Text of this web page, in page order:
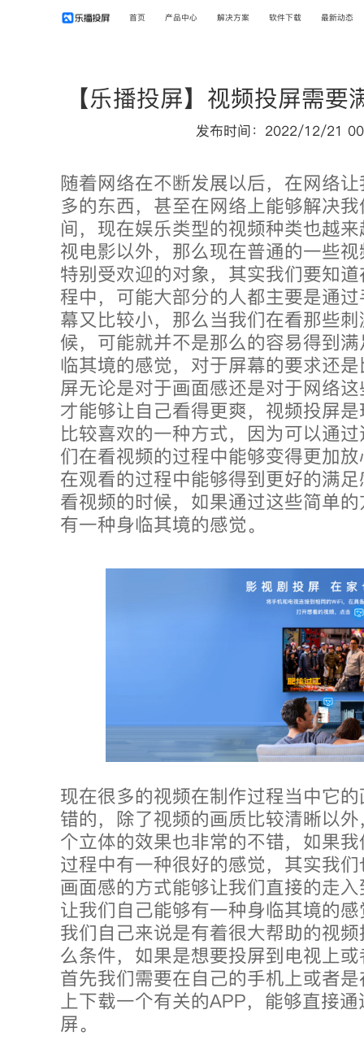
首页 产品中心 解决方案 软件下载 最新动态
【乐播投屏】视频投屏需
发布时间：2022/12/21
随着网络在不断发展以后，在网络
多的东西，甚至在网络上能够解决
间，现在娱乐类型的视频种类也越
视电影以外，那么现在普通的一些
特别受欢迎的对象，其实我们要知
程中，可能大部分的人都主要是通
幕又比较小，那么当我们在看那些
候，可能就并不是那么的容易得到
临其境的感觉，对于屏幕的要求还
屏无论是对于画面感还是对于网络
才能够让自己看得更爽，视频投屏
比较喜欢的一种方式，因为可以通
们在看视频的过程中能够变得更加
在观看的过程中能够得到更好的满
看视频的时候，如果通过这些简单
有一种身临其境的感觉。
现在很多的视频在制作过程当中它
错的，除了视频的画质比较清晰以
个立体的效果也非常的不错，如果
过程中有一种很好的感觉，其实我
画面感的方式能够让我们直接的走
让我们自己能够有一种身临其境的
我们自己来说是有着很大帮助的视
么条件，如果是想要投屏到电视上
首先我们需要在自己的手机上或者
上下载一个有关的APP，能够直接
屏。